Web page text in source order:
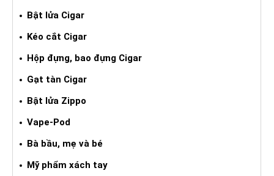
Bật lửa Cigar
Kéo cắt Cigar
Hộp đựng, bao đựng Cigar
Gạt tàn Cigar
Bật lửa Zippo
Vape-Pod
Bà bầu, mẹ và bé
Mỹ phẩm xách tay